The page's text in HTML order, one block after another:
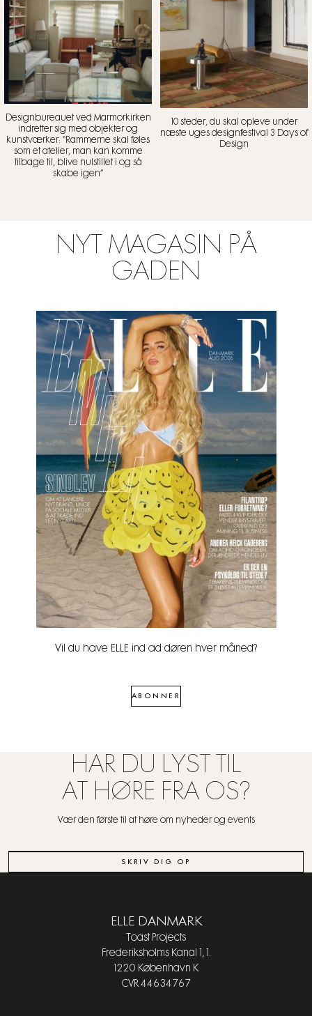
Designbureauet ved Marmorkirken
indretter sig med objekter og
kunstværker: “Rammerne skal føles
som et atelier, man kan komme
tilbage til, blive nulstillet i og så
skabe igen”
10 steder, du skal opleve under
næste uges designfestival 3 Days of
Design
NYT MAGASIN PÅ
GADEN
Vil du have ELLE ind ad døren hver måned?
ABONNER
HAR DU LYST TIL
AT HØRE FRA OS?
Vær den første til at høre om nyheder og events
SKRIV DIG OP
ELLE DANMARK
Toast Projects
Frederiksholms Kanal 1, 1.
1220 København K
CVR 44634767